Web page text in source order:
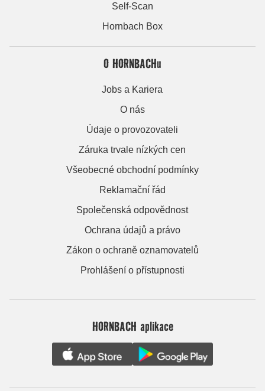
Self-Scan
Hornbach Box
O HORNBACHu
Jobs a Kariera
O nás
Údaje o provozovateli
Záruka trvale nízkých cen
Všeobecné obchodní podmínky
Reklamační řád
Společenská odpovědnost
Ochrana údajů a právo
Zákon o ochraně oznamovatelů
Prohlášení o přístupnosti
HORNBACH aplikace